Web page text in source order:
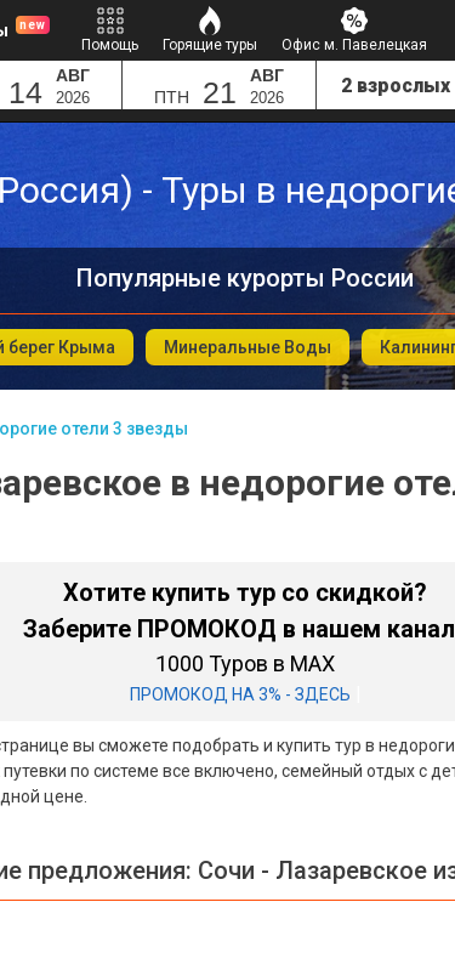
new
Помощь Горящие туры Офис м. Павелецкая
14 АВГ
2026 ПТН 21 АВГ
2026
- Туры в
Популярные курорты России
Крыма Минеральные Воды
отели 3 звезды
в недорогие
Хотите купить тур со скидкой?
Заберите ПРОМОКОД в нашем
1000 Туров в MAX
ПРОМОКОД НА 3% - ЗДЕСЬ
вы сможете подобрать и купить тур в
по системе все включено, семейный отдых
цене.
предложения: Сочи - Лазаревское